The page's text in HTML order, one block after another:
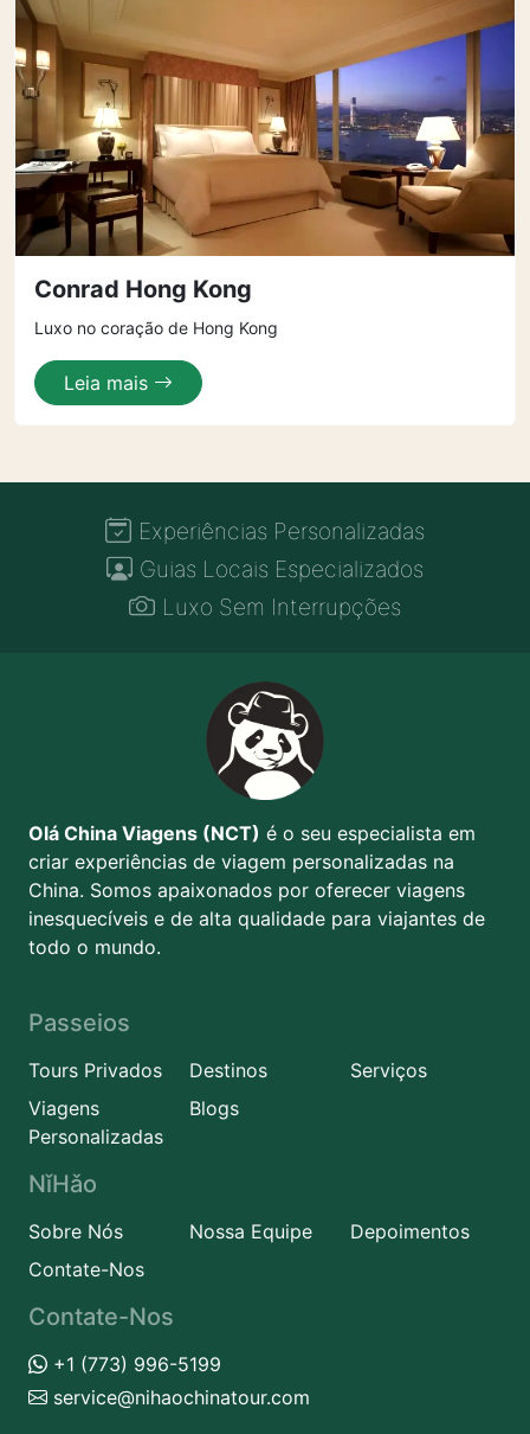
Conrad Hong Kong
Luxo no coração de Hong Kong
Leia mais
Experiências Personalizadas
Guias Locais Especializados
Luxo Sem Interrupções
Olá China Viagens (NCT) é o seu especialista em
criar experiências de viagem personalizadas na
China. Somos apaixonados por oferecer viagens
inesquecíveis e de alta qualidade para viajantes de
todo o mundo.
Passeios
Tours Privados Destinos
Serviços
Viagens
Personalizadas
Blogs
NǐHǎo
Sobre Nós Nossa Equipe
Depoimentos
Contate-Nos
Contate-Nos
+1 (773) 996-5199
service@nihaochinatour.com